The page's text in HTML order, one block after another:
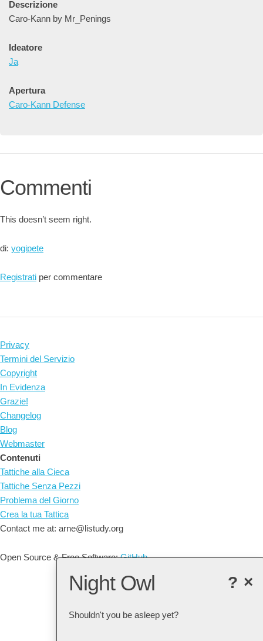
Descrizione
Caro-Kann by Mr_Penings
Ideatore
Ja
Apertura
Caro-Kann Defense
Commenti
This doesn’t seem right.
di: yogipete
Registrati per commentare
Privacy
Termini del Servizio
Copyright
In Evidenza
Grazie!
Changelog
Blog
Webmaster
Contenuti
Tattiche alla Cieca
Tattiche Senza Pezzi
Problema del Giorno
Crea la tua Tattica
Contact me at: arne@listudy.org
Open Source & Free Software:GitHub
×
?
Night Owl
Shouldn't you be asleep yet?